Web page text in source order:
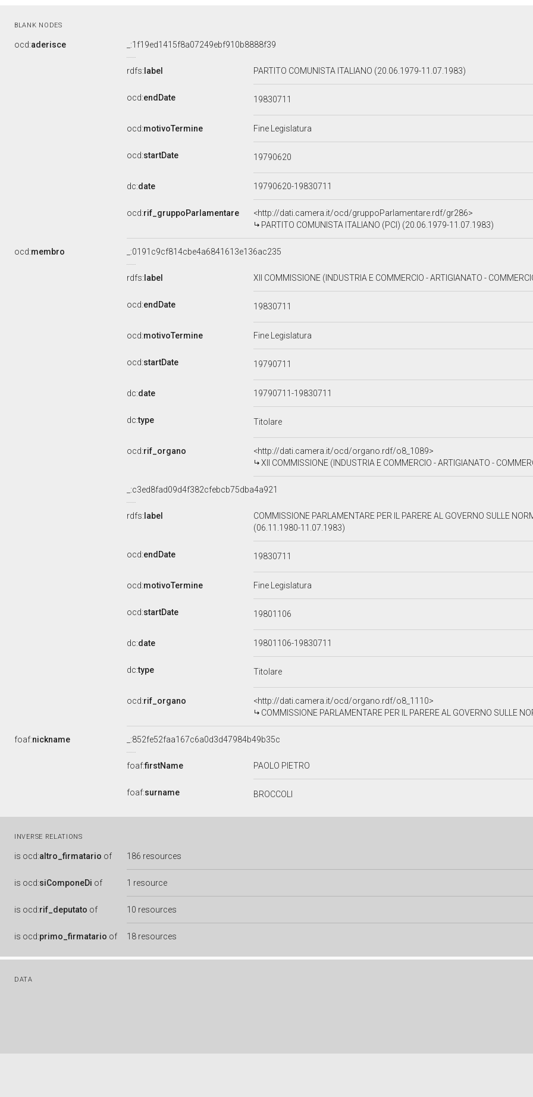
BLANK NODES
ocd:aderisce _:1f19ed1415f8a07249ebf910b8888f39
rdfs: label PARTITO COMUNISTA ITALIANO (20.06.1979-11.07.1983)
ocd:endDate 19830711
ocd:motivoTermine Fine Legislatura
ocd:startDate 19790620
dc:date 19790620-19830711
ocd:rif_gruppoParlamentare
<http://dati.camera.it/ocd/gruppoParlamentare.rdf/gr286>
PARTITO COMUNISTA ITALIANO (PCI) (20.06.1979-11.07.1983)
ocd:membro _:0191c9cf814cbe4a6841613e136ac235
rdfs: label XII COMMISSIONE (INDUSTRIA E COMMERCIO - ARTIGIANATO -
ocd:endDate 19830711
ocd:motivoTermine Fine Legislatura
ocd:startDate 19790711
dc:date 19790711-19830711
dc:type Titolare
ocd:rif_organo
<http://dati.camera.it/ocd/organo.rdf/o8_1089>
XII COMMISSIONE (INDUSTRIA E COMMERCIO - ARTIGIANATO -
_:c3ed8fad09d4f382cfebcb75dba4a921
rdfs: label
COMMISSIONE PARLAMENTARE PER IL PARERE AL GOVERNO SULLE
(06.11.1980-11.07.1983)
ocd:endDate 19830711
ocd:motivoTermine Fine Legislatura
ocd:startDate 19801106
dc:date 19801106-19830711
dc:type Titolare
ocd:rif_organo
<http://dati.camera.it/ocd/organo.rdf/o8_1110>
COMMISSIONE PARLAMENTARE PER IL PARERE AL GOVERNO SULLE
foaf:nickname _:852fe52faa167c6a0d3d47984b49b35c
foaf:firstName PAOLO PIETRO
foaf:surname BROCCOLI
INVERSE RELATIONS
is ocd:altro_firmatario of 186 resources
is ocd:siComponeDi of 1 resource
is ocd:rif_deputato of 10 resources
is ocd:primo_firmatario of 18 resources
DATA